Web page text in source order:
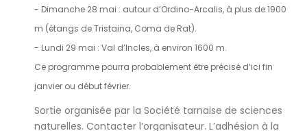
- Dimanche 28 mai : autour d’Ordino-Arcalis, à plus de 1900
m (étangs de Tristaina, Coma de Rat).
- Lundi 29 mai : Val d’Incles, à environ 1600 m.
Ce programme pourra probablement être précisé d’ici fin
janvier ou début février.
Sortie organisée par la Société tarnaise de sciences
naturelles. Contacter l’organisateur. L’adhésion à la